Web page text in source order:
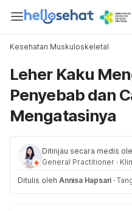
Kesehatan Muskuloskeletal
Leher Kaku
Penyebab dan
Mengatasinya
Ditinjau secara medis
General Practitioner ·
Ditulis oleh Annisa Hapsari ·